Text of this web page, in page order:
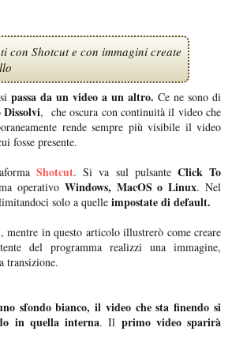
con Shotcut e con immagini create
passa da un video a un altro. Ce ne sono di
Dissolvi, che oscura con continuità il video che
rende sempre più visibile il video
fosse presente.
Shotcut. Si va sul pulsante Click To
operativo Windows, MacOS o Linux. Nel
solo a quelle impostate di default.
in questo articolo illustrerò come creare
del programma realizzi una immagine,
transizione.
sfondo bianco, il video che sta finendo si
in quella interna. Il primo video sparirà